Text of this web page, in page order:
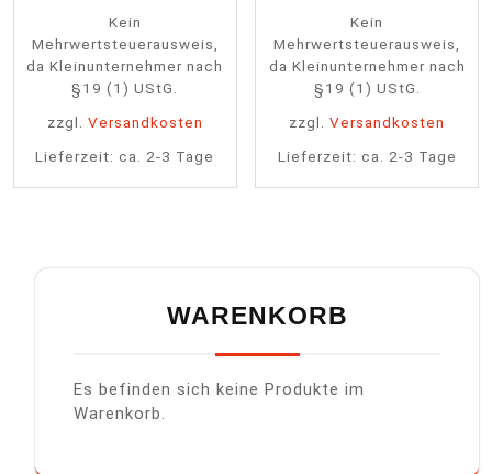
Kein
Mehrwertsteuerausweis,
da Kleinunternehmer nach
§19 (1) UStG.
zzgl. Versandkosten
Lieferzeit:ca. 2-3 Tage
Kein
Mehrwertsteuerausweis,
da Kleinunternehmer nach
§19 (1) UStG.
zzgl.Versandkosten
Lieferzeit: ca. 2-3 Tage
WARENKORB
Es befinden sich keine Produkte im
Warenkorb.